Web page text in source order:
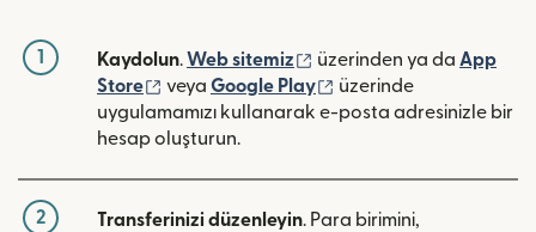
1 Kaydolun.Web sitemiz (yeni pencerede açılır)
üzerinden ya da App
Store
(yeni pencerede açılır)
veya Google Play (yeni pencerede açılır)
üzerinde
uygulamamızı kullanarak e-posta adresinizle bir
hesap oluşturun.
2 Transferinizi düzenleyin. Para birimini,